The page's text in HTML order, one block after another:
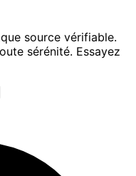
source vérifiable.
sérénité. Essayez